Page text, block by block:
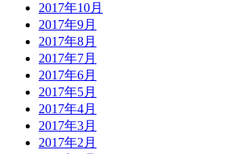
2017年10月
2017年9月
2017年8月
2017年7月
2017年6月
2017年5月
2017年4月
2017年3月
2017年2月